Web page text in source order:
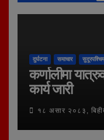
दुर्घटना समाचार सुदूरपश्चिम
कर्णालीमा
कार्य जारी
१८ असार २०८३,